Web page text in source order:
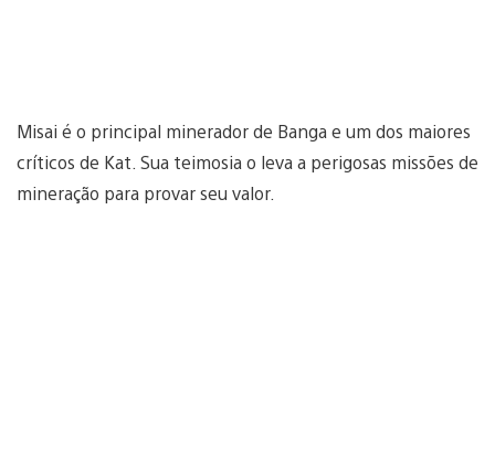
Misai é o principal minerador de Banga e um dos maiores
críticos de Kat. Sua teimosia o leva a perigosas missões de
mineração para provar seu valor.